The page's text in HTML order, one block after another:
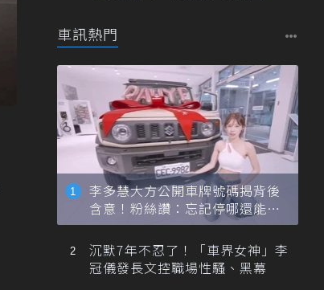
車訊熱門
李多慧大方公開車牌號碼揭背後
含意！粉絲讚：忘記停哪還能幫
忙找車
沉默7年不忍了！「車界女神」李
冠儀發長文控職場性騷、黑幕